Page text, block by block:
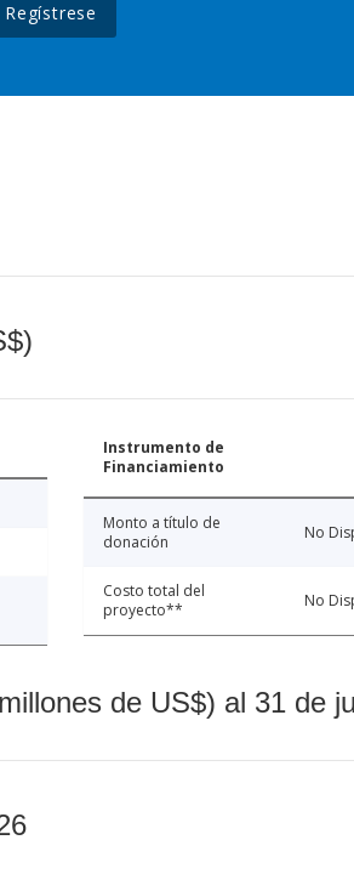
Regístrese
Instrumento de
Financiamiento
Monto a título de
donación
No
Costo total del
proyecto**
No
de US$) al 31 de